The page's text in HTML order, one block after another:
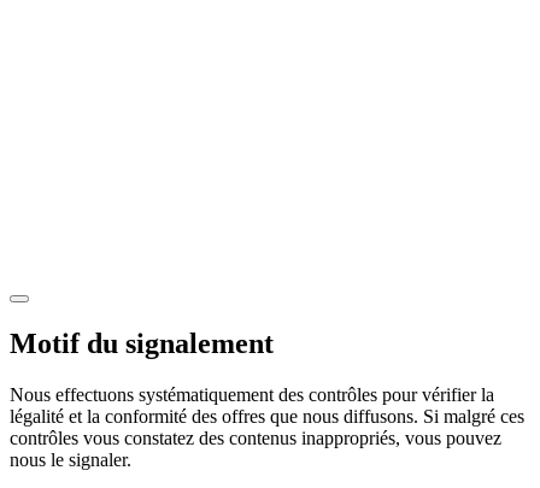
Motif du signalement
Nous effectuons systématiquement des contrôles pour vérifier la
légalité et la conformité des offres que nous diffusons. Si malgré ces
contrôles vous constatez des contenus inappropriés, vous pouvez
nous le signaler.